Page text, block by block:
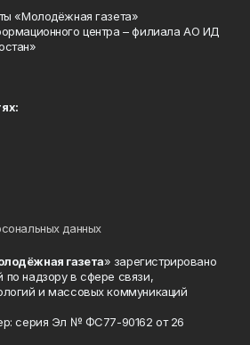
«Молодёжная газета»
центра – филиала АО ИД
данных
газета» зарегистрировано
надзору в сфере связи,
и массовых коммуникаций
серия Эл № ФС77-90162 от 26